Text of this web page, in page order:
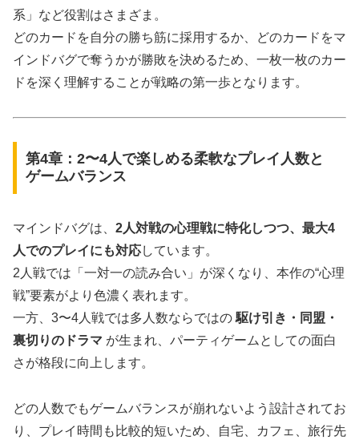
系」など役割はさまざま。
どのカードを自分の勝ち筋に採用するか、どのカードをマ
インドバグで奪うかが勝敗を決めるため、一枚一枚のカー
ドを深く理解することが戦略の第一歩となります。
第4章：2〜4人で楽しめる柔軟なプレイ人数と
ゲームバランス
マインドバグは、 2人対戦の心理戦に特化しつつ、最大4
人でのプレイにも対応しています。
2人戦では「一対一の読み合い」が深くなり、本作の“心理
戦”要素がより色濃く表れます。
一方、3〜4人戦では多人数ならではの 駆け引き・同盟・
裏切りのドラマ が生まれ、パーティゲームとしての面白
さが格段に向上します。
どの人数でもゲームバランスが崩れないよう設計されてお
り、プレイ時間も比較的短いため、自宅、カフェ、旅行先